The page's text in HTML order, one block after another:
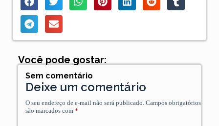
Você pode gostar:
Sem comentário
Deixe um comentário
O seu endereço de e-mail não será publicado. Campos obrigatórios
são marcados com *